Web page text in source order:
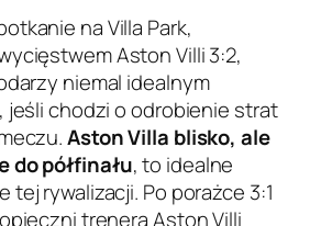
na Villa Park,
Aston Villi 3:2,
niemal idealnym
jeśli chodzi o odrobienie strat
Aston Villa blisko, ale
do półfinału, to idealne
tej rywalizacji. Po porażce 3:1
trenera Aston Villi